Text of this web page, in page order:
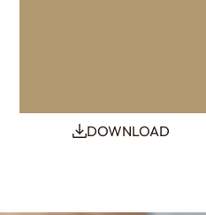
DOWNLOAD